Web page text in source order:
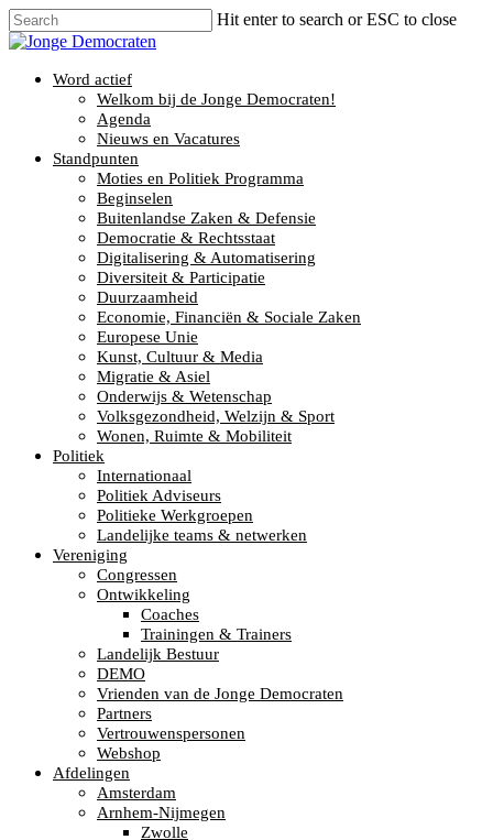
Hit enter to search or ESC to close
Word actief
Welkom bij de Jonge Democraten!
Agenda
Nieuws en Vacatures
Standpunten
Moties en Politiek Programma
Beginselen
Buitenlandse Zaken & Defensie
Democratie & Rechtsstaat
Digitalisering & Automatisering
Diversiteit & Participatie
Duurzaamheid
Economie, Financiën & Sociale Zaken
Europese Unie
Kunst, Cultuur & Media
Migratie & Asiel
Onderwijs & Wetenschap
Volksgezondheid, Welzijn & Sport
Wonen, Ruimte & Mobiliteit
Politiek
Internationaal
Politiek Adviseurs
Politieke Werkgroepen
Landelijke teams & netwerken
Vereniging
Congressen
Ontwikkeling
Coaches
Trainingen & Trainers
Landelijk Bestuur
DEMO
Vrienden van de Jonge Democraten
Partners
Vertrouwenspersonen
Webshop
Afdelingen
Amsterdam
Arnhem-Nijmegen
Zwolle